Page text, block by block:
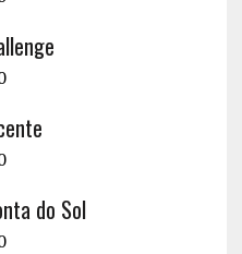
do Sol